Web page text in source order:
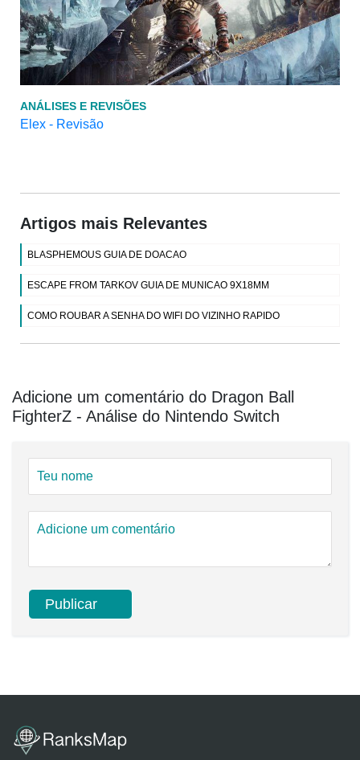
ANÁLISES E REVISÕES
Elex - Revisão
Artigos mais Relevantes
BLASPHEMOUS GUIA DE DOACAO
ESCAPE FROM TARKOV GUIA DE MUNICAO 9X18MM
COMO ROUBAR A SENHA DO WIFI DO VIZINHO RAPIDO
Adicione um comentário do Dragon Ball
FighterZ - Análise do Nintendo Switch